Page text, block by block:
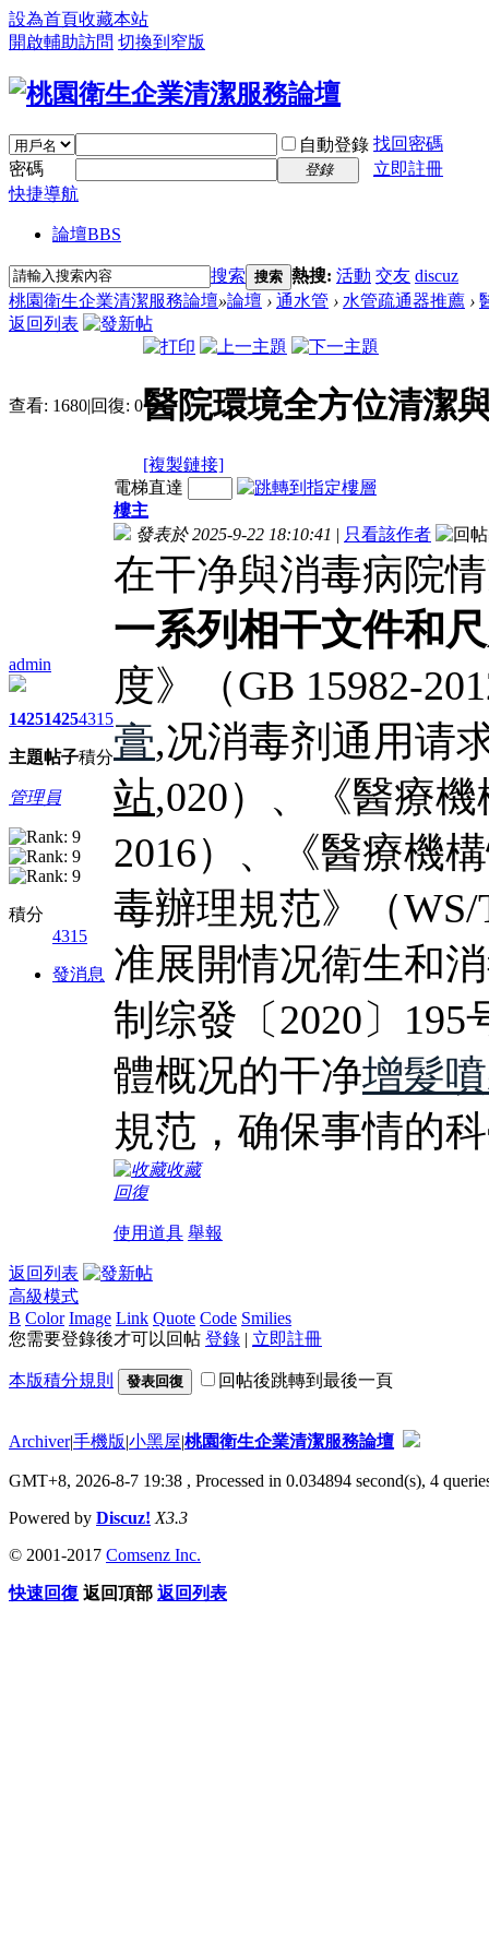
設為首頁收藏本站
開啟輔助訪問 切換到窄版
自動登錄 找回密碼
密碼
登錄
立即註冊
快捷導航
論壇BBS
搜索 搜索 熱搜: 活動 交友 discuz
桃園衛生企業清潔服務論壇»論壇 › 通水管 › 水管疏通器推薦 ›
返回列表
查看: 1680|回復: 0醫院環境全方位清潔
[複製鏈接]
admin
1425
主題
1425
帖子
4315
積分
管理員
積分
4315
發消息
電梯直達
樓主
發表於 2025-9-22 18:10:41 | 只看該作者
在干净與消毒病院
一系列相干文件和
度》（GB 15982-
膏,况消毒剂通用请
站,020）、《醫療
2016）、《醫療機
毒辦理規范》（
准展開情况衛生和
制综發〔2020〕
體概况的干净增髮
規范，确保事情的
收藏
回復
使用道具 舉報
返回列表
高級模式
B Color Image Link Quote Code Smilies
您需要登錄後才可以回帖 登錄 | 立即註冊
本版積分規則 發表回復 回帖後跳轉到最後一頁
Archiver|手機版|小黑屋|桃園衛生企業清潔服務論壇
GMT+8, 2026-8-7 19:38 , Processed in 0.034894 second(s), 4
Powered by Discuz! X3.3
© 2001-2017 Comsenz Inc.
快速回復 返回頂部 返回列表